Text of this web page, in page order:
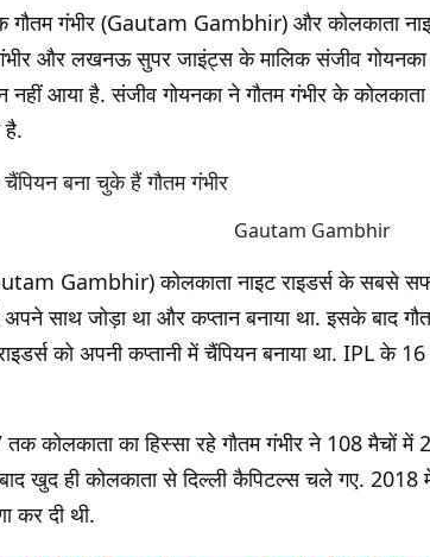
गौतम गंभीर (Gautam Gambhir) और कोलकाता
और लखनऊ सुपर जाइंट्स के मालिक संजीव
नहीं आया है. संजीव गोयनका ने गौतम गंभीर के
है.
चैंपियन बना चुके हैं गौतम गंभीर
Gambhir) कोलकाता नाइट राइडर्स के सबसे
साथ जोड़ा था और कप्तान बनाया था. इसके बाद
को अपनी कप्तानी में चैंपियन बनाया था. IPL के
कोलकाता का हिस्सा रहे गौतम गंभीर ने 108 मैचों
खुद ही कोलकाता से दिल्ली कैपिटल्स चले गए. 2018
कर दी थी.